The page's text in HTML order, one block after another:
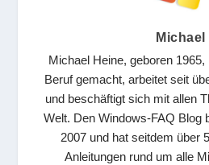
Michael
Michael Heine, geboren
Beruf gemacht, arbeitet seit
und beschäftigt sich mit allen
Welt. Den Windows-FAQ Blog
2007 und hat seitdem über
Anleitungen rund um alle